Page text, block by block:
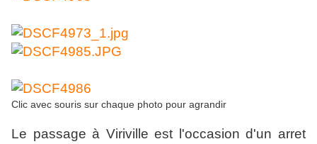
Clic avec souris sur chaque photo pour agrandir
Le passage à Viriville est l'occasion d'un arret